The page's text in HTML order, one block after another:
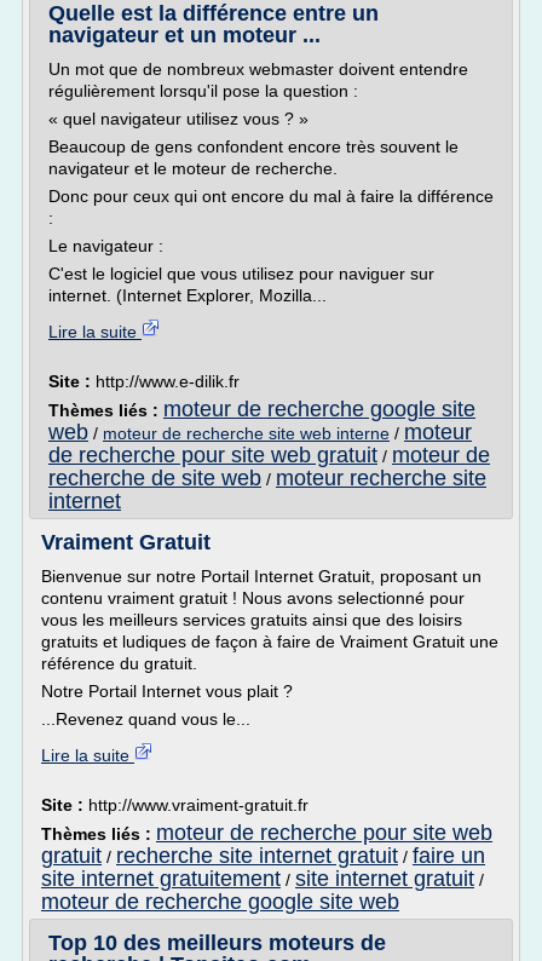
Quelle est la différence entre un
navigateur et un moteur ...
Un mot que de nombreux webmaster doivent entendre
régulièrement lorsqu'il pose la question :
« quel navigateur utilisez vous ? »
Beaucoup de gens confondent encore très souvent le
navigateur et le moteur de recherche.
Donc pour ceux qui ont encore du mal à faire la différence
:
Le navigateur :
C'est le logiciel que vous utilisez pour naviguer sur
internet. (Internet Explorer, Mozilla...
Lire la suite
Site : http://www.e-dilik.fr
Thèmes liés : moteur de recherche google site
web / moteur de recherche site web interne / moteur
de recherche pour site web gratuit / moteur de
recherche de site web / moteur recherche site
internet
Vraiment Gratuit
Bienvenue sur notre Portail Internet Gratuit, proposant un
contenu vraiment gratuit ! Nous avons selectionné pour
vous les meilleurs services gratuits ainsi que des loisirs
gratuits et ludiques de façon à faire de Vraiment Gratuit une
référence du gratuit.
Notre Portail Internet vous plait ?
...Revenez quand vous le...
Lire la suite
Site : http://www.vraiment-gratuit.fr
Thèmes liés : moteur de recherche pour site web
gratuit / recherche site internet gratuit / faire un
site internet gratuitement / site internet gratuit /
moteur de recherche google site web
Top 10 des meilleurs moteurs de